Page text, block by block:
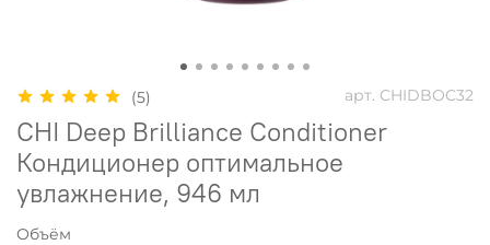
(5) арт. CHIDBOC32
CHI Deep Brilliance Conditioner
Кондиционер оптимальное
увлажнение, 946 мл
Объём